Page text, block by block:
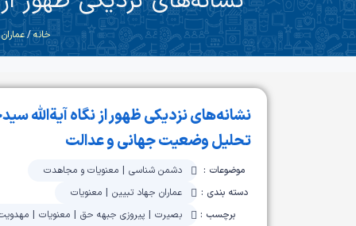
خانه/
نشانه‌های نزدیکی ظهور از نگاه آیةالله
تحلیل وضعیت جهانی و عدالت
موضوعات : دشمن شناسی| معنویات و مجاهدت
دسته بندی :
عماران جهاد تبیین| معنویات
برچسب :
بصیرت| پیروزی جبهه حق| معنویات|